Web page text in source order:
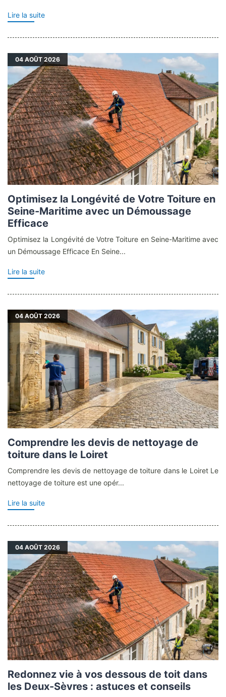
Lire la suite
04 AOÛT 2026
Optimisez la Longévité de Votre Toiture en
Seine-Maritime avec un Démoussage
Efficace
Optimisez la Longévité de Votre Toiture en Seine-Maritime avec
un Démoussage Efficace En Seine...
Lire la suite
04 AOÛT 2026
Comprendre les devis de nettoyage de
toiture dans le Loiret
Comprendre les devis de nettoyage de toiture dans le Loiret Le
nettoyage de toiture est une opér...
Lire la suite
04 AOÛT 2026
Redonnez vie à vos dessous de toit dans
les Deux-Sèvres : astuces et conseils